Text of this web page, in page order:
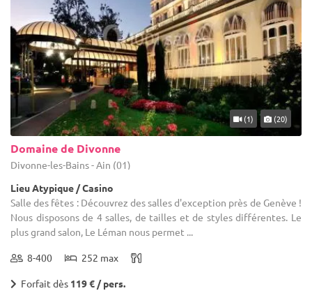
(1) (20)
Domaine de Divonne
Divonne-les-Bains - Ain (01)
Lieu Atypique / Casino
Salle des fêtes : Découvrez des salles d'exception près de Genève !
Nous disposons de 4 salles, de tailles et de styles différentes. Le
plus grand salon, Le Léman nous permet ...
8-400 252 max
Forfait dès 119 € / pers.